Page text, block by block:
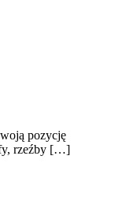
pozycję
rzeźby […]